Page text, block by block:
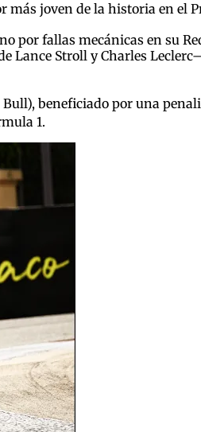
más joven de la historia en el
por fallas mecánicas en su
Lance Stroll y Charles
Bull), beneficiado por una
1.